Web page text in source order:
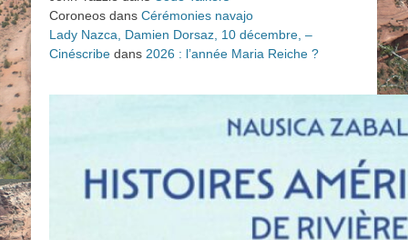
Coroneos dans Cérémonies navajo
Lady Nazca, Damien Dorsaz, 10 décembre, –
Cinéscribe dans 2026 : l’année Maria Reiche ?